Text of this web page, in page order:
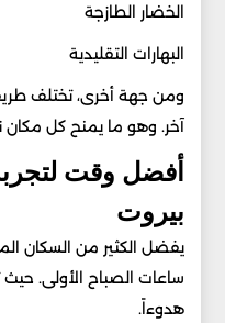
الخضار الطازجة
البهارات التقليدية
ومن جهة أخرى، تختلف
آخر. وهو ما يمنح كل مكان
أفضل وقت
بيروت
يفضل الكثير من السكان
ساعات الصباح الأولى. حيث
هدوءاً.